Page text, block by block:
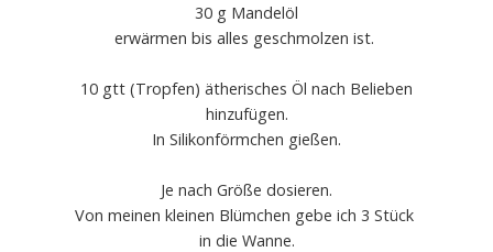
30 g Mandelöl
erwärmen bis alles geschmolzen ist.
10 gtt (Tropfen) ätherisches Öl nach Belieben
hinzufügen.
In Silikonförmchen gießen.
Je nach Größe dosieren.
Von meinen kleinen Blümchen gebe ich 3 Stück
in die Wanne.